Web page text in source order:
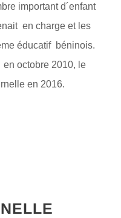
important d´enfant
en charge et les
éducatif béninois.
en octobre 2010, le
en 2016.